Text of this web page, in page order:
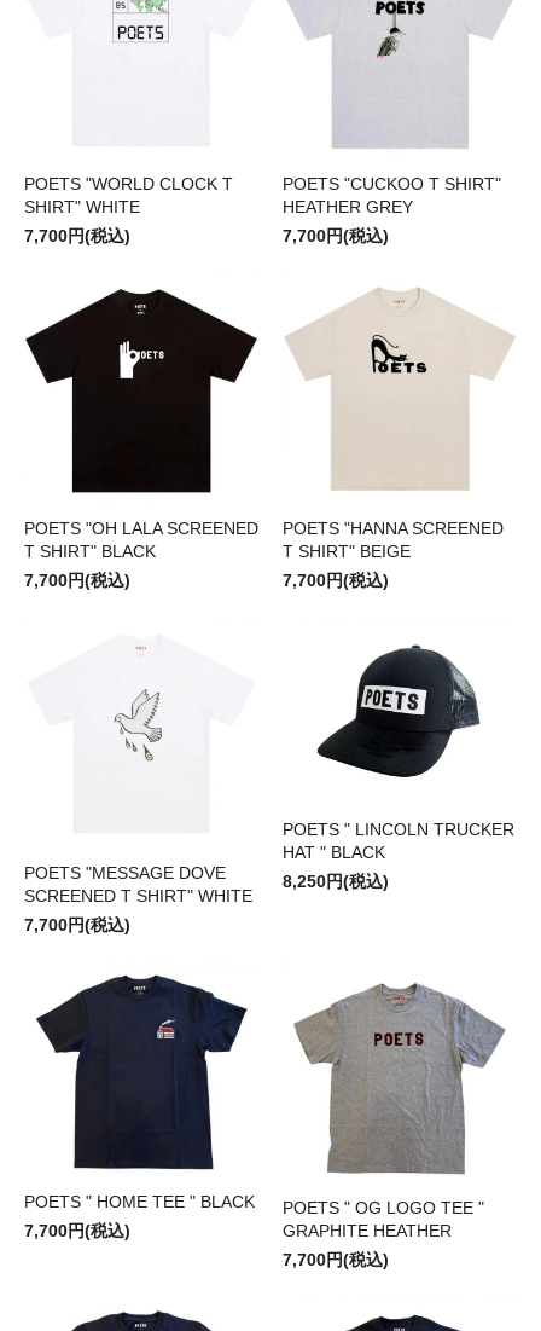
POETS "WORLD CLOCK T
SHIRT" WHITE
7,700円(税込)
POETS "CUCKOO T SHIRT"
HEATHER GREY
7,700円(税込)
POETS "OH LALA SCREENED
T SHIRT" BLACK
7,700円(税込)
POETS "HANNA SCREENED
T SHIRT" BEIGE
7,700円(税込)
POETS "MESSAGE DOVE
SCREENED T SHIRT" WHITE
7,700円(税込)
POETS " LINCOLN TRUCKER
HAT " BLACK
8,250円(税込)
POETS " HOME TEE " BLACK
7,700円(税込)
POETS " OG LOGO TEE "
GRAPHITE HEATHER
7,700円(税込)